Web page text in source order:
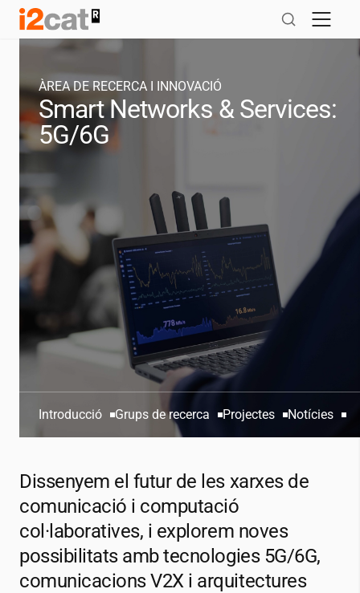
Salta
contingut
ÀREA DE RECERCA I INNOVACIÓ
Smart Networks & Services:
5G/6G
Introducció Grups de recerca Projectes Notícies
Dissenyem el futur de les xarxes de
comunicació i computació
col·laboratives, i explorem noves
possibilitats amb tecnologies 5G/6G,
comunicacions V2X i arquitectures